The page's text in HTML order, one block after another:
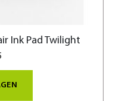
Ink Pad Twilight